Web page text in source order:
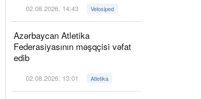
02.08.2026, 14:43 Velosiped
Azərbaycan Atletika
Federasiyasının məşqçisi vəfat
edib
02.08.2026, 13:01 Atletika